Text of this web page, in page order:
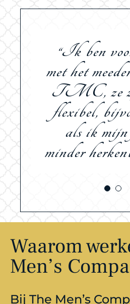
“Ik ben
met het
TMC, ze
flexibel,
als ik mijn
minder
“Zoals het
prima, ik
keer mijn
contant van
aan het
afspraak.
Waarom
Men’s
Bij The Men’s